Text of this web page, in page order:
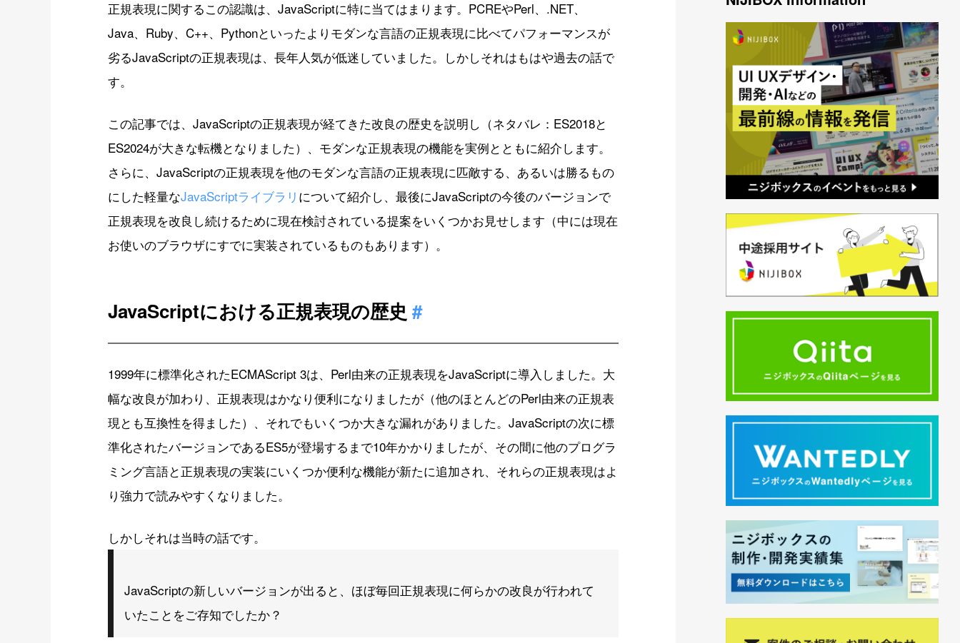
正規表現に関するこの認識は、JavaScriptに特に当てはまります。PCREやPerl、.NET、
Java、Ruby、C++、Pythonといったよりモダンな言語の正規表現に比べてパフォーマンスが
劣るJavaScriptの正規表現は、長年人気が低迷していました。しかしそれはもはや過去の話で
す。
この記事では、JavaScriptの正規表現が経てきた改良の歴史を説明し（ネタバレ：ES2018と
ES2024が大きな転機となりました）、モダンな正規表現の機能を実例とともに紹介します。
さらに、JavaScriptの正規表現を他のモダンな言語の正規表現に匹敵する、あるいは勝るもの
にした軽量なJavaScriptライブラリ について紹介し、最後にJavaScriptの今後のバージョンで
正規表現を改良し続けるために現在検討されている提案をいくつかお見せします（中には現在
お使いのブラウザにすでに実装されているものもあります）。
JavaScriptにおける正規表現の歴史#
1999年に標準化されたECMAScript 3は、Perl由来の正規表現をJavaScriptに導入しました。大
幅な改良が加わり、正規表現はかなり便利になりましたが（他のほとんどのPerl由来の正規表
現とも互換性を得ました）、それでもいくつか大きな漏れがありました。JavaScriptの次に標
準化されたバージョンであるES5が登場するまで10年かかりましたが、その間に他のプログラ
ミング言語と正規表現の実装にいくつか便利な機能が新たに追加され、それらの正規表現はよ
り強力で読みやすくなりました。
しかしそれは当時の話です。
JavaScriptの新しいバージョンが出ると、ほぼ毎回正規表現に何らかの改良が行われて
いたことをご存知でしたか？